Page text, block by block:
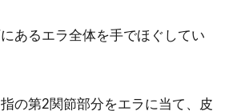
あるエラ全体を手でほぐしてい
の第2関節部分をエラに当て、皮